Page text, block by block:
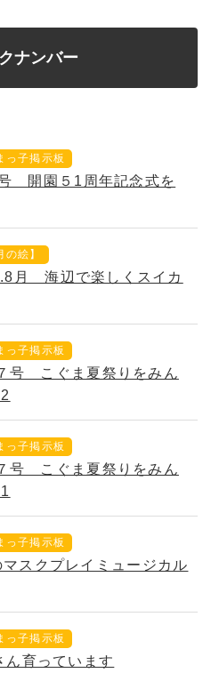
ナンバー
っ子掲示板
開園５1周年記念式を
の絵】
月 海辺で楽しくスイカ
っ子掲示板
号 こぐま夏祭りをみん
っ子掲示板
号 こぐま夏祭りをみん
っ子掲示板
スクプレイミュージカル
っ子掲示板
育っています